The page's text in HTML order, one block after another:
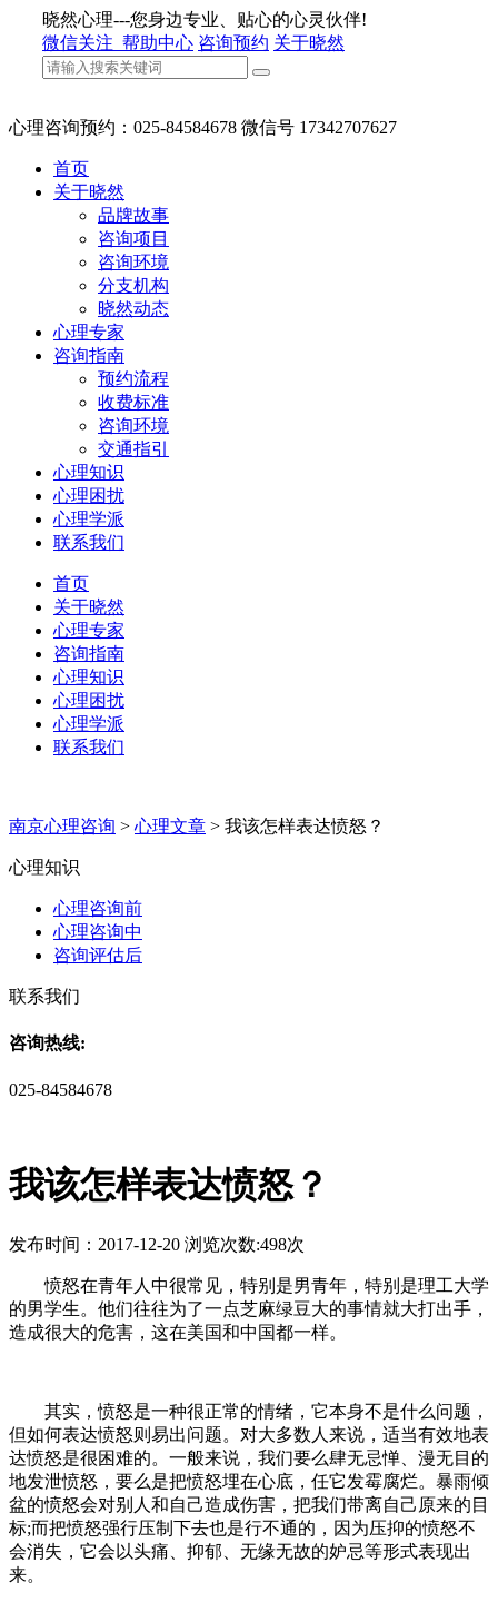
晓然心理---您身边专业、贴心的心灵伙伴!
微信关注 帮助中心 咨询预约 关于晓然
心理咨询预约：025-84584678 微信号 17342707627
首页
关于晓然
品牌故事
咨询项目
咨询环境
分支机构
晓然动态
心理专家
咨询指南
预约流程
收费标准
咨询环境
交通指引
心理知识
心理困扰
心理学派
联系我们
首页
关于晓然
心理专家
咨询指南
心理知识
心理困扰
心理学派
联系我们
南京心理咨询 > 心理文章 > 我该怎样表达愤怒？
心理知识
心理咨询前
心理咨询中
咨询评估后
联系我们
咨询热线:
025-84584678
我该怎样表达愤怒？
发布时间：2017-12-20 浏览次数:498次
愤怒在青年人中很常见，特别是男青年，特别是理工大学
的男学生。他们往往为了一点芝麻绿豆大的事情就大打出手，
造成很大的危害，这在美国和中国都一样。
其实，愤怒是一种很正常的情绪，它本身不是什么问题，
但如何表达愤怒则易出问题。对大多数人来说，适当有效地表
达愤怒是很困难的。一般来说，我们要么肆无忌惮、漫无目的
地发泄愤怒，要么是把愤怒埋在心底，任它发霉腐烂。暴雨倾
盆的愤怒会对别人和自己造成伤害，把我们带离自己原来的目
标;而把愤怒强行压制下去也是行不通的，因为压抑的愤怒不
会消失，它会以头痛、抑郁、无缘无故的妒忌等形式表现出
来。